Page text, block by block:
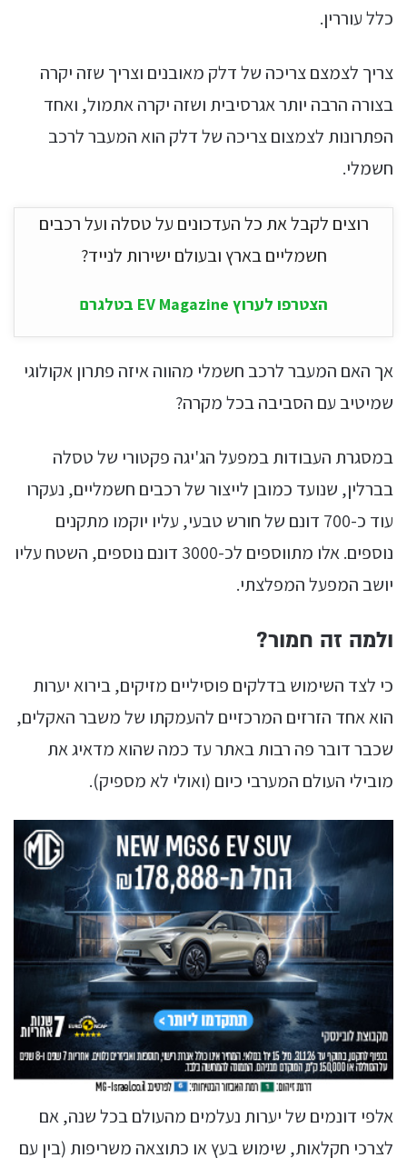
כלל עוררין.
צריך לצמצם צריכה של דלק מאובנים וצריך שזה יקרה
בצורה הרבה יותר אגרסיבית ושזה יקרה אתמול, ואחד
הפתרונות לצמצום צריכה של דלק הוא המעבר לרכב
חשמלי.
רוצים לקבל את כל העדכונים על טסלה ועל רכבים
חשמליים בארץ ובעולם ישירות לנייד?
הצטרפו לערוץ EV Magazine בטלגרם
אך האם המעבר לרכב חשמלי מהווה איזה פתרון אקולוגי
שמיטיב עם הסביבה בכל מקרה?
במסגרת העבודות במפעל הג'יגה פקטורי של טסלה
בברלין, שנועד כמובן לייצור של רכבים חשמליים, נעקרו
עוד כ-700 דונם של חורש טבעי, עליו יוקמו מתקנים
נוספים. אלו מתווספים לכ-3000 דונם נוספים, השטח עליו
יושב המפעל המפלצתי.
ולמה זה חמור?
כי לצד השימוש בדלקים פוסיליים מזיקים, בירוא יערות
הוא אחד הזרזים המרכזיים להעמקתו של משבר האקלים,
שכבר דובר פה רבות באתר עד כמה שהוא מדאיג את
מובילי העולם המערבי כיום (ואולי לא מספיק).
אלפי דונמים של יערות נעלמים מהעולם בכל שנה, אם
לצרכי חקלאות, שימוש בעץ או כתוצאה משריפות (בין עם